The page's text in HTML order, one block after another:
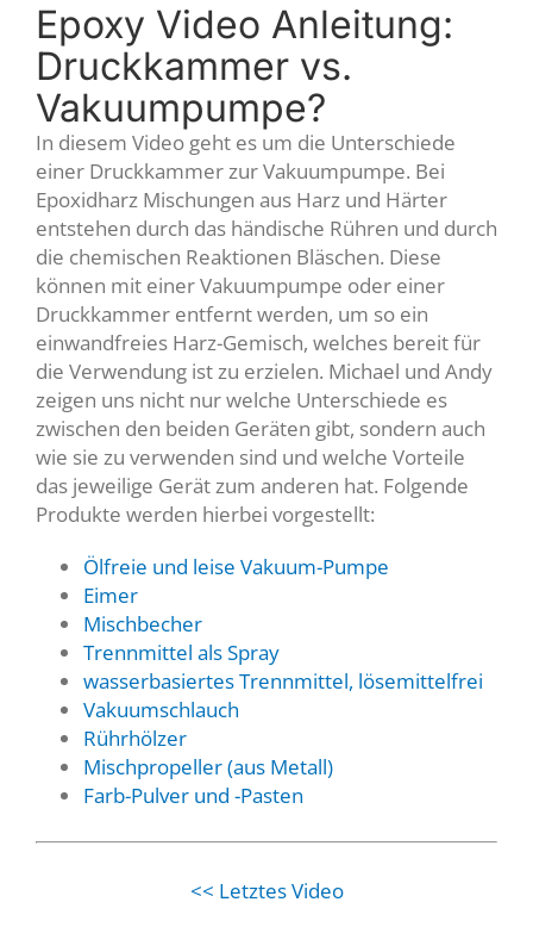
Epoxy Video Anleitung:
Druckkammer vs.
Vakuumpumpe?
In diesem Video geht es um die Unterschiede
einer Druckkammer zur Vakuumpumpe. Bei
Epoxidharz Mischungen aus Harz und Härter
entstehen durch das händische Rühren und durch
die chemischen Reaktionen Bläschen. Diese
können mit einer Vakuumpumpe oder einer
Druckkammer entfernt werden, um so ein
einwandfreies Harz-Gemisch, welches bereit für
die Verwendung ist zu erzielen. Michael und Andy
zeigen uns nicht nur welche Unterschiede es
zwischen den beiden Geräten gibt, sondern auch
wie sie zu verwenden sind und welche Vorteile
das jeweilige Gerät zum anderen hat. Folgende
Produkte werden hierbei vorgestellt:
Ölfreie und leise Vakuum-Pumpe
Eimer
Mischbecher
Trennmittel als Spray
wasserbasiertes Trennmittel, lösemittelfrei
Vakuumschlauch
Rührhölzer
Mischpropeller (aus Metall)
Farb-Pulver und -Pasten
<< Letztes Video